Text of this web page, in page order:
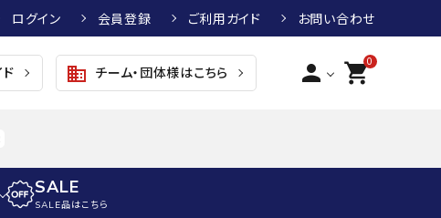
ログイン 会員登録 ご利用ガイド お問い合わせ
business チーム・団体様はこちら person 0
shopping_cart
SALE
SALE品はこちら